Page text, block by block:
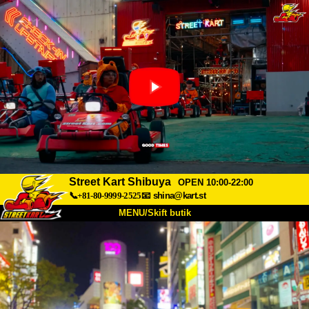
Street Kart Shibuya
OPEN 10:00-22:00
📞+81-80-9999-2525📧 shina@kart.st
MENU/Skift butik
TOP
Om Specifikationer Pris
Adgang Stemme FAQ